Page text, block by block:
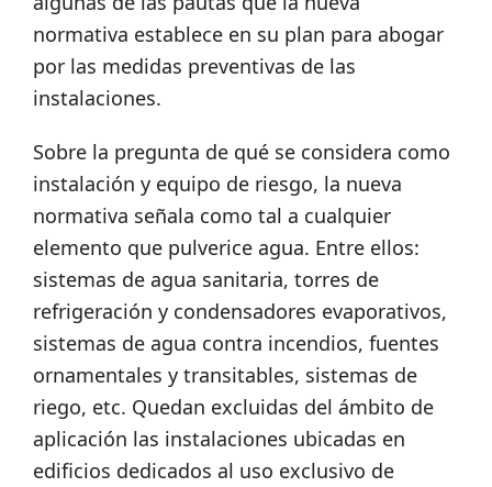
normativa establece en su plan para abogar
por las medidas preventivas de las
instalaciones.
Sobre la pregunta de qué se considera como
instalación y equipo de riesgo, la nueva
normativa señala como tal a cualquier
elemento que pulverice agua. Entre ellos:
sistemas de agua sanitaria, torres de
refrigeración y condensadores evaporativos,
sistemas de agua contra incendios, fuentes
ornamentales y transitables, sistemas de
riego, etc. Quedan excluidas del ámbito de
aplicación las instalaciones ubicadas en
edificios dedicados al uso exclusivo de